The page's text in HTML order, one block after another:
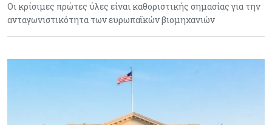
Οι κρίσιμες πρώτες ύλες είναι καθοριστικής σημασίας για την
ανταγωνιστικότητα των ευρωπαϊκών βιομηχανιών